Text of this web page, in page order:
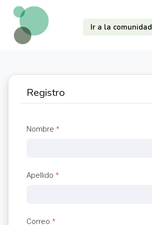
Ir a la comunidad
Registro
Nombre *
Apellido *
Correo *